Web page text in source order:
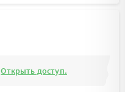
Открыть доступ.